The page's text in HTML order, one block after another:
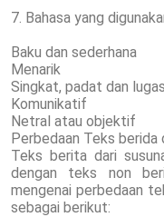
7. Bahasa yang
Baku dan sederhana
Menarik
Singkat, padat dan lugas
Komunikatif
Netral atau objektif
Perbedaan Teks
Teks berita dari
dengan teks non
mengenai perbedaan
sebagai berikut: